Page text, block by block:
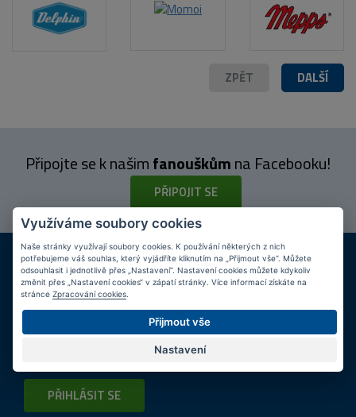
DALŠÍ
ZPĚT
Připojte se k našimfanouškůmna Facebooku!
PŘIPOJIT SE
DOPRAVA ZDARMA
Při nákupu nad 2 000 Kč
KAMENNÉ PRODEJNY
Jsme na trhu více než 10 let
Tipyk nákupu
Napište nám svůj e-mail a my vás budeme informovatmax.
o zajímavých nabídkách!
PŘIHLÁSIT SE
Využíváme soubory cookies
Naše stránky využívají soubory cookies. K používání některých z nich
potřebujeme váš souhlas, který vyjádříte kliknutím na „Přijmout vše“. Můžete
odsouhlasit i jednotlivě přes „Nastavení“. Nastavení cookies můžete kdykoliv
změnit přes „Nastavení cookies“ v zápatí stránky. Více informací získáte na
stránce Zpracování cookies
Přijmout vše
Nastavení